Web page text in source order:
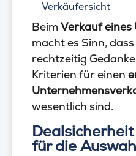
Beim Verkauf
macht es Sinn,
rechtzeitig
Kriterien für einen
wesentlich sind.
für die